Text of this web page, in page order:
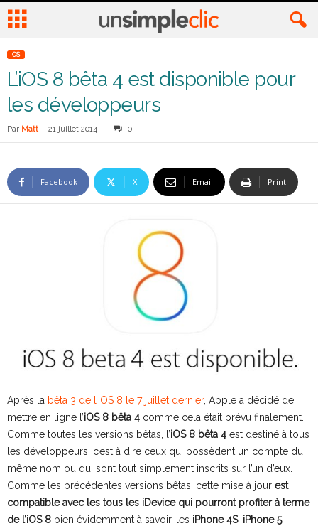
OS
L’iOS 8 bêta 4 est disponible pour
les développeurs
Par Matt - 21 juillet 2014 0
Facebook X Email Print
Après la bêta 3 de l’iOS 8 le 7 juillet dernier, Apple a décidé de
mettre en ligne l’iOS 8 bêta 4 comme cela était prévu finalement.
Comme toutes les versions bêtas, l’iOS 8 bêta 4 est destiné à tous
les développeurs, c’est à dire ceux qui possèdent un compte du
même nom ou qui sont tout simplement inscrits sur l’un d’eux.
Comme les précédentes versions bêtas, cette mise à jour est
compatible avec les tous les iDevice qui pourront profiter à terme
de l’iOS 8 bien évidemment à savoir, les iPhone 4S, iPhone 5,